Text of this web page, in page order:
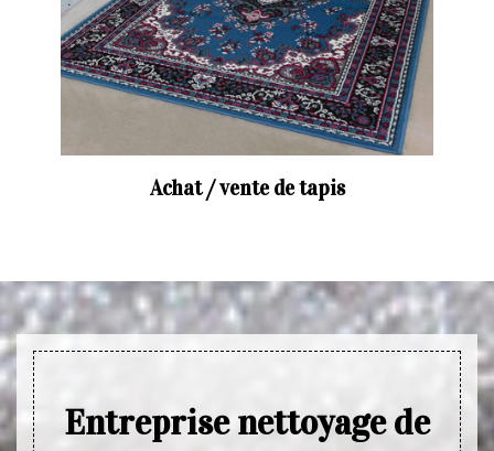
Achat / vente de tapis
Entreprise nettoyage de